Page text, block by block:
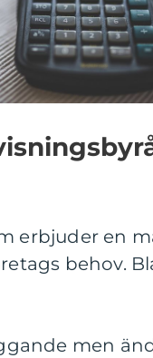
erbjuder en
behov.
men